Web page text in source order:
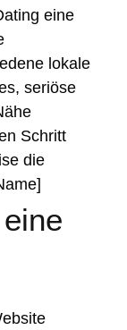
eine
lokale
seriöse
Schritt
die